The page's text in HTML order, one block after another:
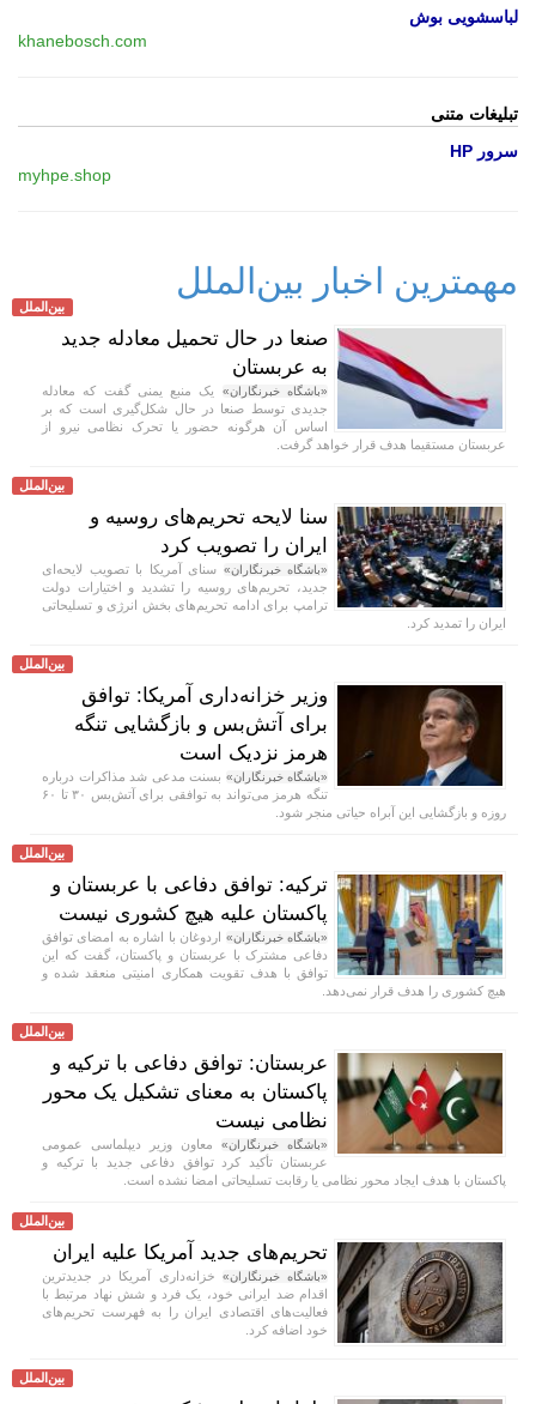
لباسشویی بوش
khanebosch.com
تبلیغات متنی
سرور HP
myhpe.shop
مهمترین اخبار بین‌الملل
بین‌الملل
صنعا در حال تحمیل معادله جدید
به عربستان
«باشگاه خبرنگاران» یک منبع یمنی گفت که معادله
جدیدی توسط صنعا در حال شکل‌گیری است که بر
اساس آن هرگونه حضور یا تحرک نظامی نیرو از
عربستان مستقیما هدف قرار خواهد گرفت.
بین‌الملل
سنا لایحه تحریم‌های روسیه و
ایران را تصویب کرد
«باشگاه خبرنگاران» سنای آمریکا با تصویب لایحه‌ای
جدید، تحریم‌های روسیه را تشدید و اختیارات دولت
ترامپ برای ادامه تحریم‌های بخش انرژی و تسلیحاتی
ایران را تمدید کرد.
بین‌الملل
وزیر خزانه‌داری آمریکا: توافق
برای آتش‌بس و بازگشایی تنگه
هرمز نزدیک است
«باشگاه خبرنگاران» بسنت مدعی شد مذاکرات درباره
تنگه هرمز می‌تواند به توافقی برای آتش‌بس ۳۰ تا ۶۰
روزه و بازگشایی این آبراه حیاتی منجر شود.
بین‌الملل
ترکیه: توافق دفاعی با عربستان و
پاکستان علیه هیچ کشوری نیست
«باشگاه خبرنگاران» اردوغان با اشاره به امضای توافق
دفاعی مشترک با عربستان و پاکستان، گفت که این
توافق با هدف تقویت همکاری امنیتی منعقد شده و
هیچ کشوری را هدف قرار نمی‌دهد.
بین‌الملل
عربستان: توافق دفاعی با ترکیه و
پاکستان به معنای تشکیل یک محور
نظامی نیست
«باشگاه خبرنگاران» معاون وزیر دیپلماسی عمومی
عربستان تأکید کرد توافق دفاعی جدید با ترکیه و
پاکستان با هدف ایجاد محور نظامی یا رقابت تسلیحاتی امضا نشده است.
بین‌الملل
تحریم‌های جدید آمریکا علیه ایران
«باشگاه خبرنگاران» خزانه‌داری آمریکا در جدیدترین
اقدام ضد ایرانی خود، یک فرد و شش نهاد مرتبط با
فعالیت‌های اقتصادی ایران را به فهرست تحریم‌های
خود اضافه کرد.
بین‌الملل